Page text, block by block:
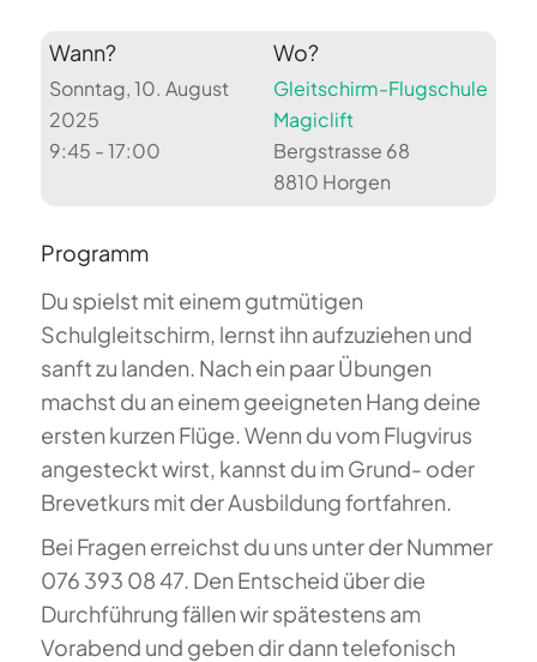
Wann?
Sonntag, 10. August
2025
9:45 - 17:00
Wo?
Gleitschirm-Flugschule
Magiclift
Bergstrasse 68
8810 Horgen
Programm
Du spielst mit einem gutmütigen
Schulgleitschirm, lernst ihn aufzuziehen und
sanft zu landen. Nach ein paar Übungen
machst du an einem geeigneten Hang deine
ersten kurzen Flüge. Wenn du vom Flugvirus
angesteckt wirst, kannst du im Grund- oder
Brevetkurs mit der Ausbildung fortfahren.
Bei Fragen erreichst du uns unter der Nummer
076 393 08 47. Den Entscheid über die
Durchführung fällen wir spätestens am
Vorabend und geben dir dann telefonisch